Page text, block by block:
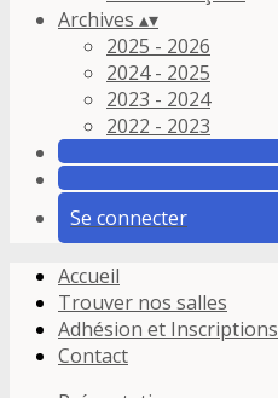
Archives ▴▾
2025 - 2026
2024 - 2025
2023 - 2024
2022 - 2023
Se connecter
Accueil
Trouver nos salles
Adhésion et Inscriptions
Contact